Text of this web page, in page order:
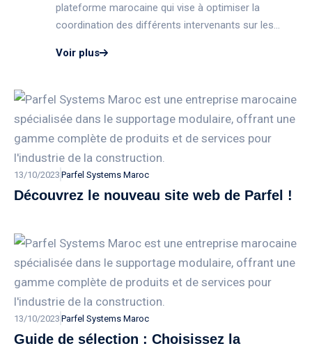
plateforme marocaine qui vise à optimiser la
coordination des différents intervenants sur les
Voir plus
13/10/2023 Parfel Systems Maroc
Découvrez le nouveau site web de Parfel !
13/10/2023 Parfel Systems Maroc
Guide de sélection : Choisissez la